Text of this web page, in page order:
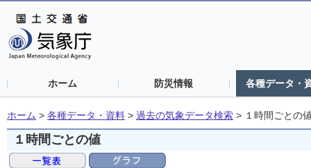
ホーム 防災情報 各種データ・
ホーム > 各種データ・資料 > 過去の気象データ検索 > １時間ごとの
１時間ごとの値